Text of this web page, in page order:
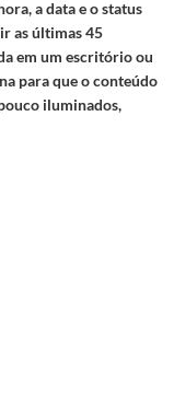
a data e o status
as últimas 45
em um escritório ou
para que o conteúdo
iluminados,